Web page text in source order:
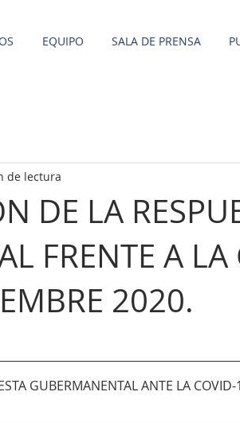
EQUIPO SALA DE PRENSA
DE LA
FRENTE A LA
2020.
de lectura
GUBERMANENTAL ANTE LA COVID-